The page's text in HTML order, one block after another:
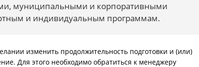
муниципальными и корпоративными
и индивидуальным программам.
изменить продолжительность подготовки и (или)
Для этого необходимо обратиться к менеджеру